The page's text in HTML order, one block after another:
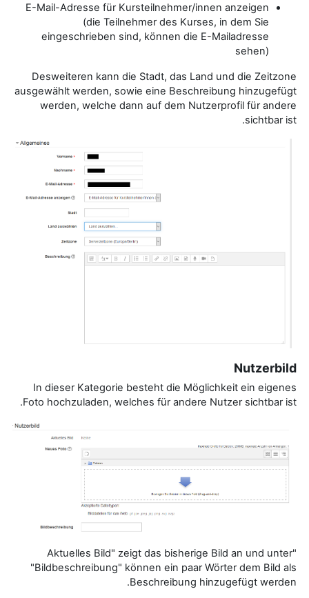
E-Mail-Adresse für Kursteilnehmer/innen anzeigen
(die Teilnehmer des Kurses, in dem Sie
eingeschrieben sind, können die E-Mailadresse
sehen)
Desweiteren kann die Stadt, das Land und die Zeitzone
ausgewählt werden, sowie eine Beschreibung hinzugefügt
werden, welche dann auf dem Nutzerprofil für andere
sichtbar ist.
Nutzerbild
In dieser Kategorie besteht die Möglichkeit ein eigenes
Foto hochzuladen, welches für andere Nutzer sichtbar ist.
"Aktuelles Bild" zeigt das bisherige Bild an und unter
"Bildbeschreibung" können ein paar Wörter dem Bild als
Beschreibung hinzugefügt werden.